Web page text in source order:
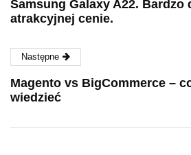
Samsung Galaxy A22. Bardzo
atrakcyjnej cenie.
Następne
Magento vs BigCommerce –
wiedzieć